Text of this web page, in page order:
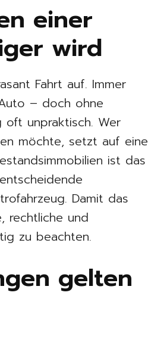
einer
wird
Fahrt auf. Immer
– doch ohne
unpraktisch. Wer
möchte, setzt auf eine
ist das
Damit das
rechtliche und
zu beachten.
gelten